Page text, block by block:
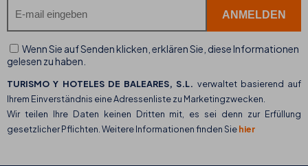
Wenn Sie auf Senden klicken, erklären Sie, diese Informationen
gelesen zu haben.
TURISMO Y HOTELES DE BALEARES, S.L. verwaltet basierend auf
Ihrem Einverständnis eine Adressenliste zu Marketingzwecken.
Wir teilen Ihre Daten keinen Dritten mit, es sei denn zur Erfüllung
gesetzlicher Pflichten. Weitere Informationen finden Siehier